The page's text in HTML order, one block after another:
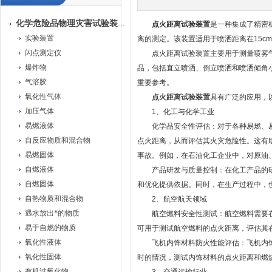
化学危险品物理灾害试验装置
实验装置
闪点测定仪
爆炸物
气溶胶
氧化性气体
加压气体
易燃液体
自反应物质和混合物
易燃固体
自燃液体
自燃固体
自热物质和混合物
遇水放出*的物质
易于自燃的物质
氧化性液体
氧化性固体
点火距离试验装置是一种集成了精密
离的测定。该装置适用于喷洒距离在
点火距离试验装置主要用于测量喷雾
品，包括直立喷洒、倒立喷洒和喷洒倾
重要参考。
点火距离试验装置具有广泛的应用，
1、化工与化学工业
化学品安全性评估：对于各种易燃、
点火距离，从而评估其火灾危险性。这
事故。例如，在石油化工企业中，对原
产品研发与质量控制：在化工产品的
和优化提供依据。同时，在生产过程中
2、航空航天领域
航空燃料安全性测试：航空燃料需要
可用于测试航空燃料的点火距离，评估
飞机内饰材料防火性能评估：飞机内
时的情况，测试内饰材料的点火距离和